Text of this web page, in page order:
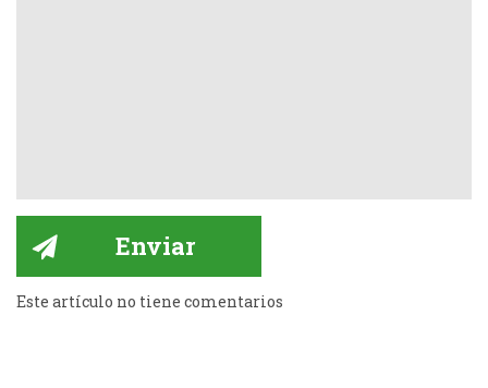
Este artículo no tiene comentarios